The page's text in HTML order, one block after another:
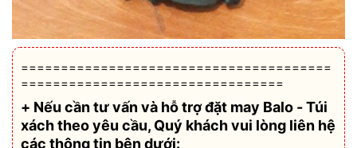
=======================================
=================================
+ Nếu cần tư vấn và hỗ trợđặt may Balo - Túi
xách theo yêu cầu, Quý khách vui lòng liên hệ
các thông tin bên dưới: